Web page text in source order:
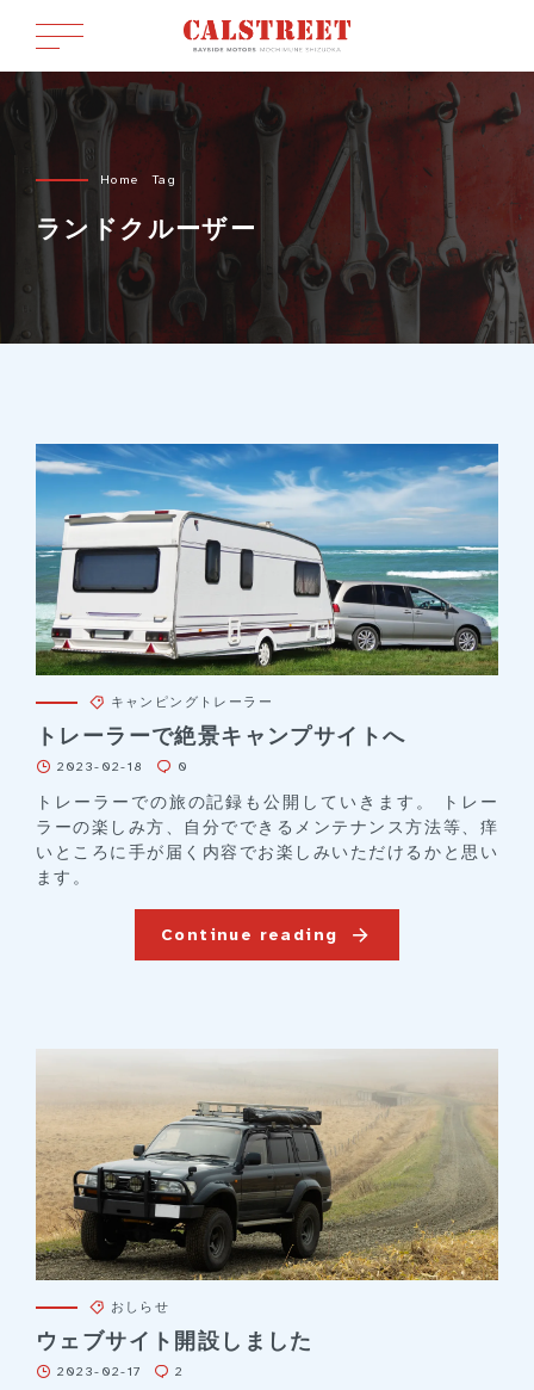
Home Tag
ランドクルーザー
キャンピングトレーラー
トレーラーで絶景キャンプサイトへ
2023-02-18 0
トレーラーでの旅の記録も公開していきます。 トレー
ラーの楽しみ方、自分でできるメンテナンス方法等、痒
いところに手が届く内容でお楽しみいただけるかと思い
ます。
Continue reading
おしらせ
ウェブサイト開設しました
2023-02-17 2